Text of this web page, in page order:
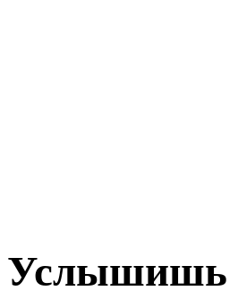
Услышишь